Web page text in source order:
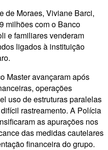
de Moraes, Viviane Barci,
milhões com o Banco
e familiares venderam
ligados à instituição
Master avançaram após
operações
uso de estruturas paralelas
rastreamento. A Polícia
as apurações nos
das medidas cautelares
financeira do grupo.